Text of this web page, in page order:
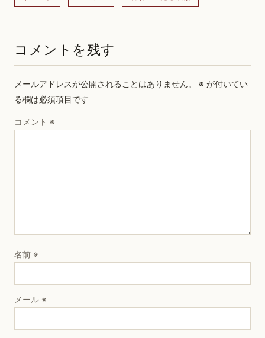
コメントを残す
メールアドレスが公開されることはありません。 ※ が付いてい
る欄は必須項目です
コメント ※
名前 ※
メール ※